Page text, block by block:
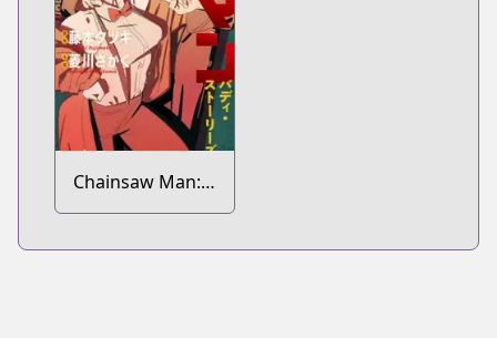
Chainsaw Man:
Buddy Stories